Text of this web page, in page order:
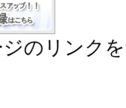
のリンク